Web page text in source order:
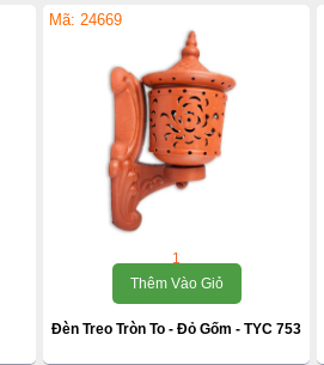
Mã: 24669
1
Thêm Vào Giỏ
Đèn Treo Tròn To - Đỏ Gốm - TYC 753